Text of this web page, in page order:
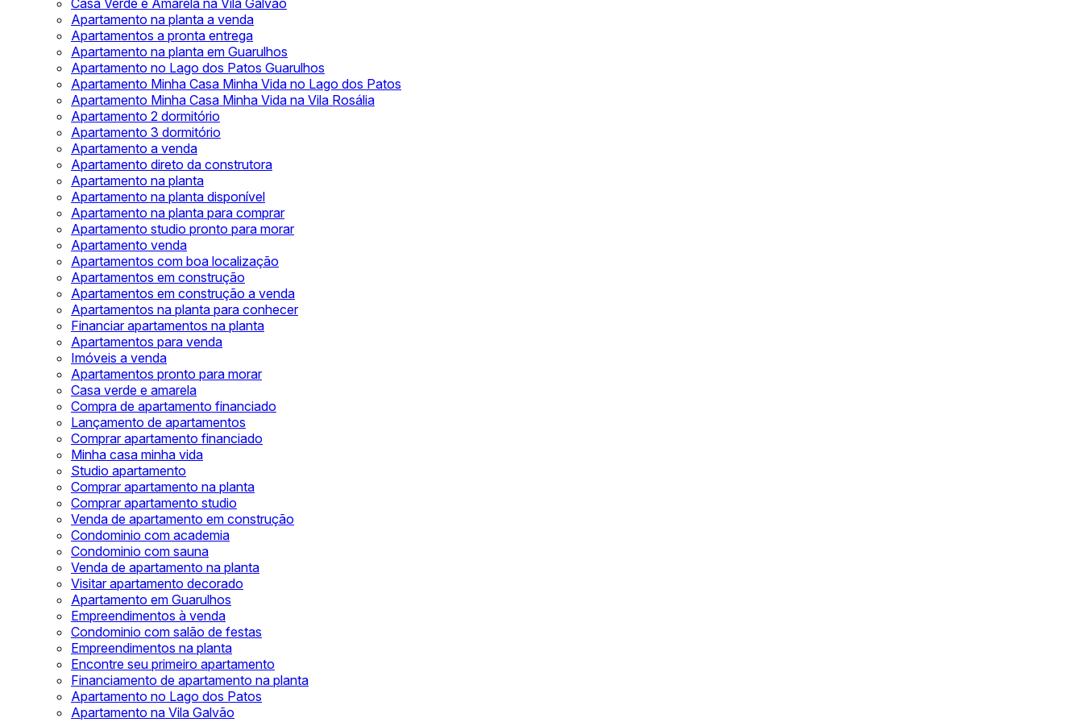
Casa Verde e Amarela na Vila Galvão
Apartamento na planta a venda
Apartamentos a pronta entrega
Apartamento na planta em Guarulhos
Apartamento no Lago dos Patos Guarulhos
Apartamento Minha Casa Minha Vida no Lago dos Patos
Apartamento Minha Casa Minha Vida na Vila Rosália
Apartamento 2 dormitório
Apartamento 3 dormitório
Apartamento a venda
Apartamento direto da construtora
Apartamento na planta
Apartamento na planta disponível
Apartamento na planta para comprar
Apartamento studio pronto para morar
Apartamento venda
Apartamentos com boa localização
Apartamentos em construção
Apartamentos em construção a venda
Apartamentos na planta para conhecer
Financiar apartamentos na planta
Apartamentos para venda
Imóveis a venda
Apartamentos pronto para morar
Casa verde e amarela
Compra de apartamento financiado
Lançamento de apartamentos
Comprar apartamento financiado
Minha casa minha vida
Studio apartamento
Comprar apartamento na planta
Comprar apartamento studio
Venda de apartamento em construção
Condominio com academia
Condominio com sauna
Venda de apartamento na planta
Visitar apartamento decorado
Apartamento em Guarulhos
Empreendimentos à venda
Condominio com salão de festas
Empreendimentos na planta
Encontre seu primeiro apartamento
Financiamento de apartamento na planta
Apartamento no Lago dos Patos
Apartamento na Vila Galvão